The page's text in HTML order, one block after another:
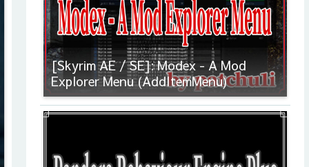
[Skyrim AE / SE]: Modex - A Mod
Explorer Menu (AddItemMenu)